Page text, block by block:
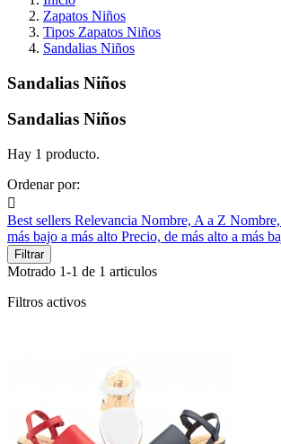
Zapatos Niños
Tipos Zapatos Niños
Sandalias Niños
Sandalias Niños
Sandalias Niños
Hay 1 producto.
Ordenar por:

Best sellers Relevancia Nombre, A a Z
más bajo a más alto Precio, de más alto a más
Filtrar
Motrado 1-1 de 1 articulos
Filtros activos